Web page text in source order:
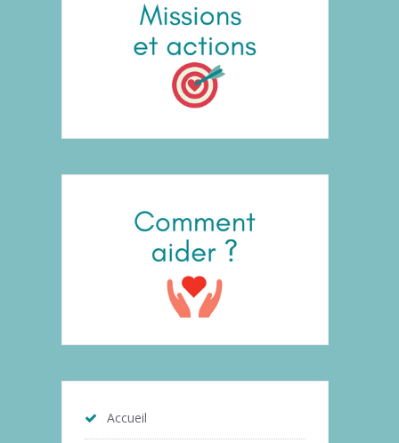
Accueil